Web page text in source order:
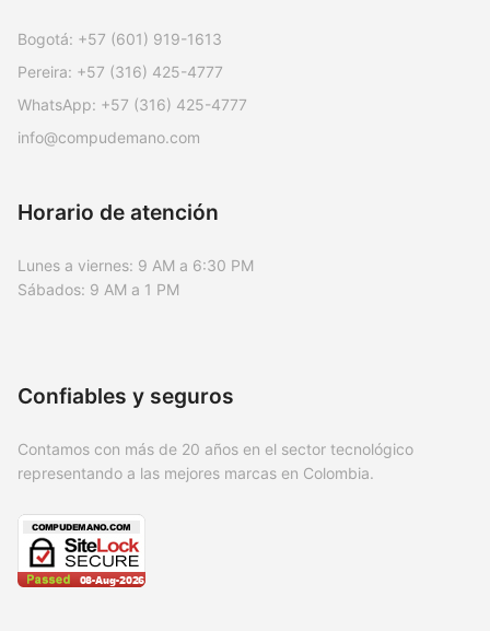
Bogotá: +57 (601) 919-1613
Pereira: +57 (316) 425-4777
WhatsApp: +57 (316) 425-4777
info@compudemano.com
Horario de atención
Lunes a viernes: 9 AM a 6:30 PM
Sábados: 9 AM a 1 PM
Confiables y seguros
Contamos con más de 20 años en el sector tecnológico
representando a las mejores marcas en Colombia.